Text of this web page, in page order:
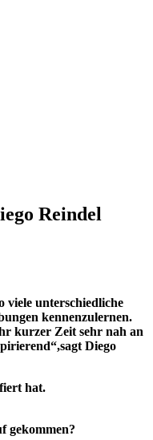
Reindel
viele unterschiedliche
kennenzulernen.
kurzer Zeit sehr nah an
Diego
hat.
gekommen?